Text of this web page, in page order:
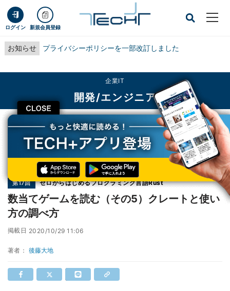
ログイン 新規会員登録
お知らせ プライバシーポリシーを一部改訂しました
CLOSE
企業IT
開発/エンジニア
TECH+ 企業IT
開発/エンジニア
数当てゲームを読む（その5）クレートと使い方の調べ方
第17回 ゼロからはじめるプログラミング言語Rust
数当てゲームを読む（その5）クレートと使い
方の調べ方
掲載日 2020/10/29 11:06
著者： 後藤大地